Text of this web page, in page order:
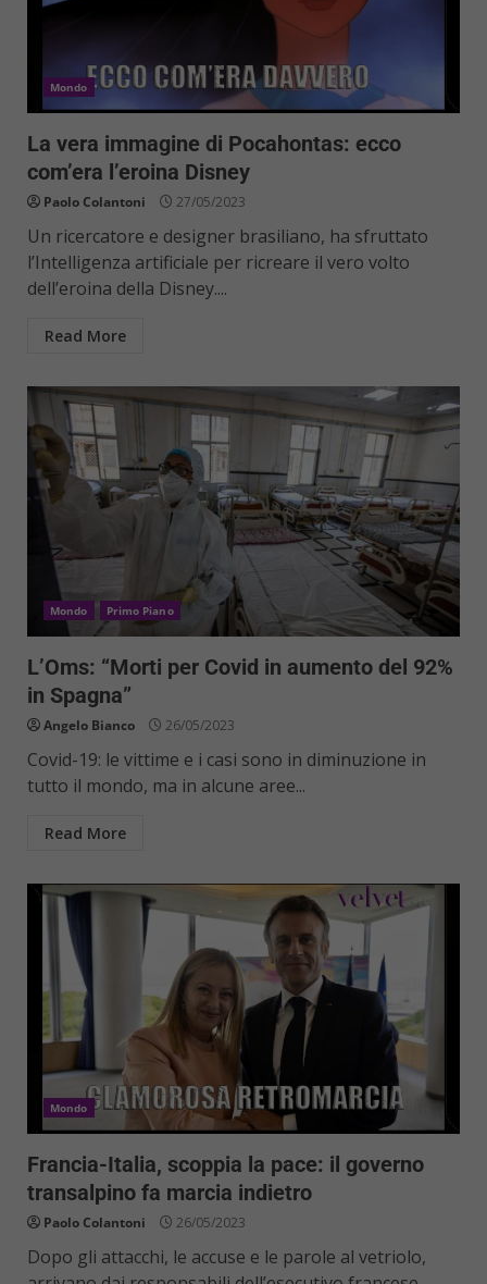
Mondo
La vera immagine di Pocahontas: ecco
com’era l’eroina Disney
Paolo Colantoni 27/05/2023
Un ricercatore e designer brasiliano, ha sfruttato
l’Intelligenza artificiale per ricreare il vero volto
dell’eroina della Disney....
Read More
Mondo Primo Piano
L’Oms: “Morti per Covid in aumento del 92%
in Spagna”
Angelo Bianco 26/05/2023
Covid-19: le vittime e i casi sono in diminuzione in
tutto il mondo, ma in alcune aree...
Read More
Mondo
Francia-Italia, scoppia la pace: il governo
transalpino fa marcia indietro
Paolo Colantoni 26/05/2023
Dopo gli attacchi, le accuse e le parole al vetriolo,